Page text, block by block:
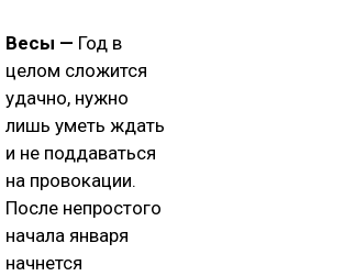
Весы — Год в
целом сложится
удачно, нужно
лишь уметь ждать
и не поддаваться
на провокации.
После непростого
начала января
начнется